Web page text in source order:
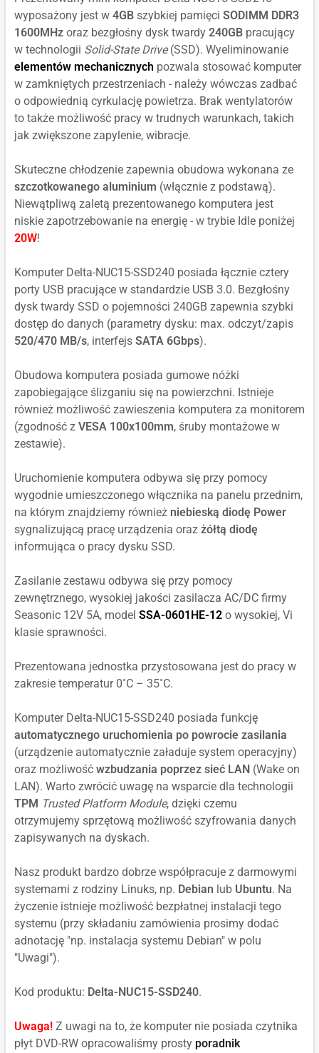
wyposażony jest w 4GB szybkiej pamięci SODIMM DDR3
1600MHz oraz bezgłośny dysk twardy 240GB pracujący
w technologii Solid-State Drive(SSD). Wyeliminowanie
elementów mechanicznych pozwala stosować komputer
w zamkniętych przestrzeniach - należy wówczas zadbać
o odpowiednią cyrkulację powietrza. Brak wentylatorów
to także możliwość pracy w trudnych warunkach, takich
jak zwiększone zapylenie, wibracje.
Skuteczne chłodzenie zapewnia obudowa wykonana ze
szczotkowanego aluminium (włącznie z podstawą).
Niewątpliwą zaletą prezentowanego komputera jest
niskie zapotrzebowanie na energię - w trybie Idle poniżej
20W!
Komputer Delta-NUC15-SSD240 posiada łącznie cztery
porty USB pracujące w standardzie USB 3.0. Bezgłośny
dysk twardy SSD o pojemności 240GB zapewnia szybki
dostęp do danych (parametry dysku: max. odczyt/zapis
520/470 MB/s, interfejs SATA 6Gbps).
Obudowa komputera posiada gumowe nóżki
zapobiegające ślizganiu się na powierzchni. Istnieje
również możliwość zawieszenia komputera za monitorem
(zgodność z VESA 100x100mm, śruby montażowe w
zestawie).
Uruchomienie komputera odbywa się przy pomocy
wygodnie umieszczonego włącznika na panelu przednim,
na którym znajdziemy również niebieską diodę Power
sygnalizującą pracę urządzenia oraz żółtą diodę
informująca o pracy dysku SSD.
Zasilanie zestawu odbywa się przy pomocy
zewnętrznego, wysokiej jakości zasilacza AC/DC firmy
Seasonic 12V 5A, model SSA-0601HE-12 o wysokiej, Vi
klasie sprawności.
Prezentowana jednostka przystosowana jest do pracy w
zakresie temperatur 0˚C – 35˚C.
Komputer Delta-NUC15-SSD240 posiada funkcję
automatycznego uruchomienia po powrocie zasilania
(urządzenie automatycznie załaduje system operacyjny)
oraz możliwość wzbudzania poprzez sieć LAN (Wake on
LAN). Warto zwrócić uwagę na wsparcie dla technologii
TPM Trusted Platform Module, dzięki czemu
otrzymujemy sprzętową możliwość szyfrowania danych
zapisywanych na dyskach.
Nasz produkt bardzo dobrze współpracuje z darmowymi
systemami z rodziny Linuks, np. Debian lub Ubuntu. Na
życzenie istnieje możliwość bezpłatnej instalacji tego
systemu (przy składaniu zamówienia prosimy dodać
adnotację "np. instalacja systemu Debian" w polu
"Uwagi").
Kod produktu: Delta-NUC15-SSD240.
Uwaga! Z uwagi na to, że komputer nie posiada czytnika
płyt DVD-RW opracowaliśmy prosty poradnik